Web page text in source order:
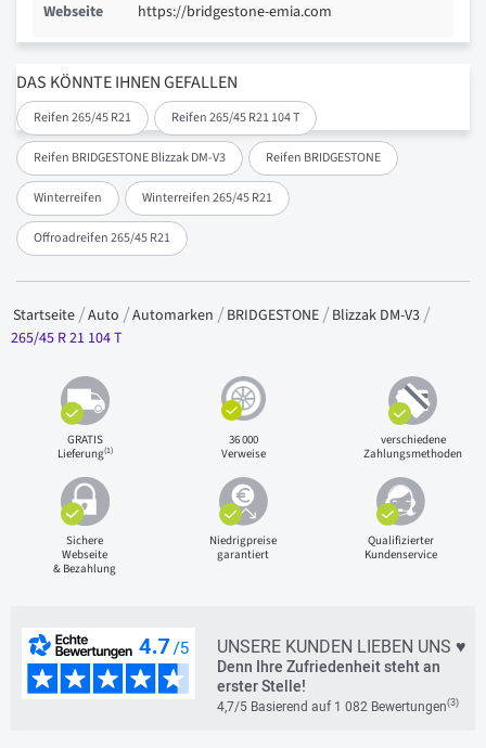
DAS KÖNNTE IHNEN GEFALLEN
Reifen 265/45 R21 Reifen 265/45 R21 104 T
Reifen BRIDGESTONE Blizzak DM-V3 Reifen BRIDGESTONE
Winterreifen Winterreifen 265/45 R21
Offroadreifen 265/45 R21
Webseite https://bridgestone-emia.com
Startseite Auto Automarken BRIDGESTONE
Blizzak DM-V3
265/45 R 21 104 T
GRATIS
Lieferung(1)
36 000
Verweise
verschiedene
Zahlungsmethoden
Sichere
Webseite
& Bezahlung
Niedrigpreise
garantiert
Qualifizierter
Kundenservice
UNSERE KUNDEN LIEBEN UNS ♥
Denn Ihre Zufriedenheit steht an
erster Stelle!
4,7/5 Basierend auf 1 082 Bewertungen(3)